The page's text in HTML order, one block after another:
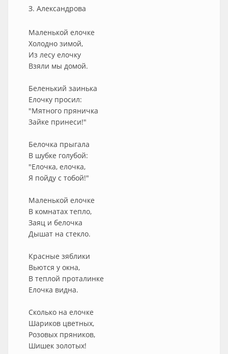
З. Александрова
Маленькой елочке
Холодно зимой,
Из лесу елочку
Взяли мы домой.
Беленький заинька
Елочку просил:
"Мятного пряничка
Зайке принеси!"
Белочка прыгала
В шубке голубой:
"Елочка, елочка,
Я пойду с тобой!"
Маленькой елочке
В комнатах тепло,
Заяц и белочка
Дышат на стекло.
Красные зяблики
Вьются у окна,
В теплой проталинке
Елочка видна.
Сколько на елочке
Шариков цветных,
Розовых пряников,
Шишек золотых!